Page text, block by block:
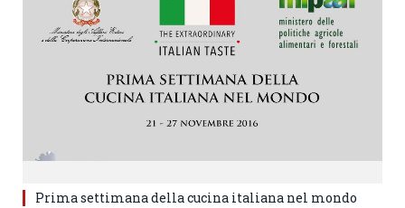
Prima settimana della cucina italiana nel mondo